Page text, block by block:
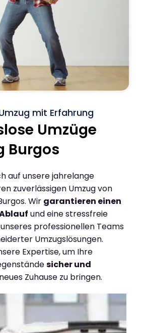
mit Erfahrung
Umzüge
Burgos
auf unsere jahrelange
zuverlässigen Umzug von
Wir garantieren einen
und eine stressfreie
professionellen Teams
Umzugslösungen.
Expertise, um Ihre
sicher und
Zuhause zu bringen.